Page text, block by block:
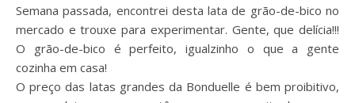
Semana passada, encontrei desta lata de grão-de-bico no
mercado e trouxe para experimentar. Gente, que delícia!!!
O grão-de-bico é perfeito, igualzinho o que a gente
cozinha em casa!
O preço das latas grandes da Bonduelle é bem proibitivo,